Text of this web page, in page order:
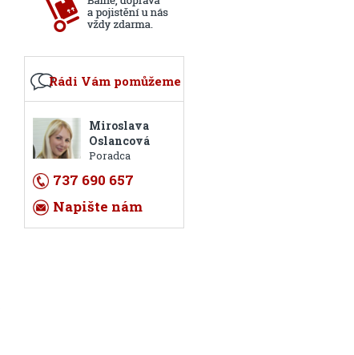
Rádi Vám pomůžeme
Miroslava
Oslancová
Poradca
737 690 657
Napište nám